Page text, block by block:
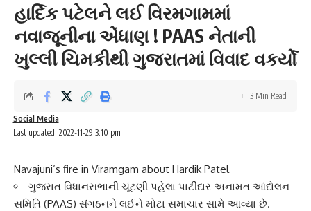
હાર્દિક પટેલને લઈ વિરમગામમાં
નવાજૂનીના એંધાણ ! PAAS નેતાની
ખુલ્લી ચિમકીથી ગુજરાતમાં વિવાદ વકર્યો
Last updated: 2022-11-29 3:10 pm
Social Media
3 Min Read
Navajuni’s fire in Viramgam about Hardik Patel
ગુજરાત વિધાનસભાની ચૂંટણી પહેલા પાટીદાર અનામત આંદોલન
સમિતિ (PAAS) સંગઠનને લઈને મોટા સમાચાર સામે આવ્યા છે.